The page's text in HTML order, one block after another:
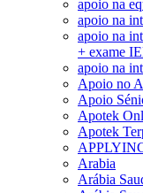
apoio na
apoio na
apoio na
+ exame
apoio na
Apoio no
Apoio
Apotek
Apotek
Arabia
Arábia